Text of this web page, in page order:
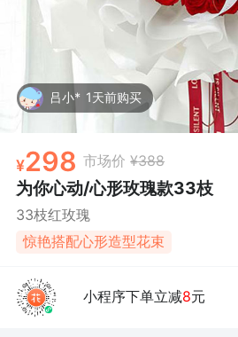
298 市场价 ¥388
为你心动/心形玫瑰款33枝
33枝红玫瑰
惊艳搭配心形造型花束
小程序下单立减8元